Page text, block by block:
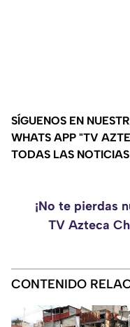
SÍGUENOS EN
WHATS APP "TV
TODAS LAS
¡No te pierdas
TV Azteca
CONTENIDO